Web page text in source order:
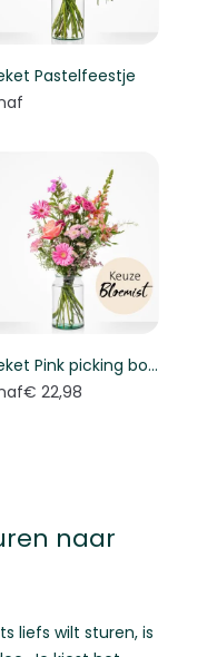
Pastelfeestje
Boeket Pink picking bouquet - Florist's choice
€ 22,98
naar
liefs wilt sturen, is